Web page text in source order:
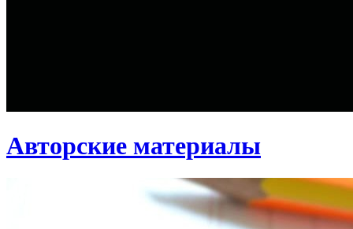
Авторские материалы